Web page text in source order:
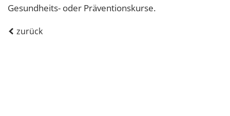
Gesundheits- oder Präventionskurse.
zurück